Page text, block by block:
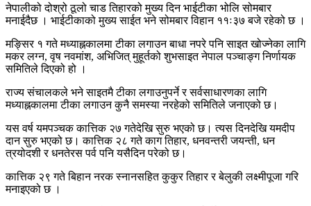
नेपालीको दोश्रो ठूलो चाड तिहारको मुख्य दिन भाईटीका भोलि सोमबार
मनाईदैछ । भाईटीकाको मुख्य साईत भने सोमबार विहान ११ः३७ बजे रहेको छ ।
मङ्सिर १ गते मध्याह्नकालमा टीका लगाउन बाधा नपरे पनि साइत खोज्नेका लागि
मकर लग्न, वृष नवमांश, अभिजित् मुहूर्तको शुभसाइत नेपाल पञ्चाङ्ग निर्णायक
समितिले दिएको हो ।
राज्य संचालकले भने साइतमै टीका लगाउनुपर्ने र सर्वसाधारणका लागि
मध्याह्नकालमा टीका लगाउन कुनै समस्या नरहेको समितिले जनाएको छ।
यस वर्ष यमपञ्चक कात्तिक २७ गतेदेखि सुरु भएको छ। त्यस दिनदेखि यमदीप
दान सुरु भएको छ। कात्तिक २८ गते काग तिहार, धनवन्तरी जयन्ती, धन
त्रयोदशी र धनतेरस पर्व पनि यसैदिन परेको छ।
कात्तिक २९ गते बिहान नरक स्नानसहित कुकुर तिहार र बेलुकी लक्ष्मीपूजा गरि
मनाइएको छ ।